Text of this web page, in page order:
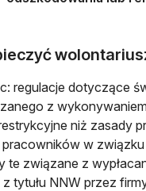
regulacje dotyczące
z
niż zasady
w
te związane z
tytułu NNW przez